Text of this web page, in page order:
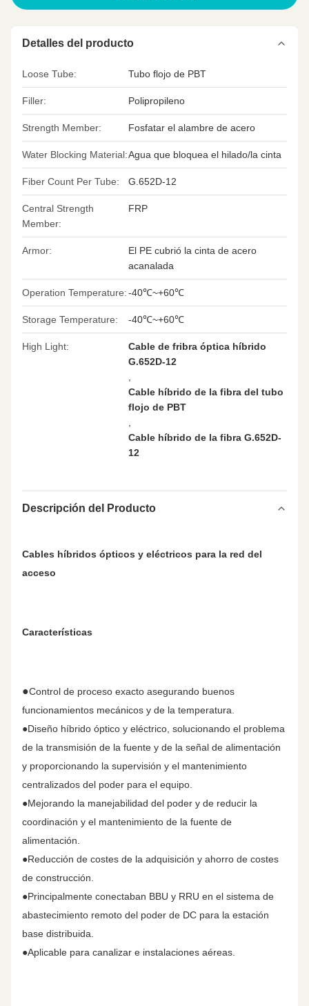
Detalles del producto
Loose Tube: Tubo flojo de PBT
Filler: Polipropileno
Strength Member: Fosfatar el alambre de acero
Water Blocking Material:Agua que bloquea el hilado/la cinta
Fiber Count Per Tube: G.652D-12
Central Strength
Member:
FRP
Armor:
El PE cubrió la cinta de acero
acanalada
Operation Temperature:-40℃~+60℃
Storage Temperature: -40℃~+60℃
High Light:
Cable de fribra óptica híbrido
G.652D-12
Cable híbrido de la fibra del tubo
flojo de PBT
Cable híbrido de la fibra G.652D-
12
Descripción del Producto
Cables híbridos ópticos y eléctricos para la red del
acceso
Características
●Control de proceso exacto asegurando buenos
funcionamientos mecánicos y de la temperatura.
●Diseño híbrido óptico y eléctrico, solucionando el problema
de la transmisión de la fuente y de la señal de alimentación
y proporcionando la supervisión y el mantenimiento
centralizados del poder para el equipo.
●Mejorando la manejabilidad del poder y de reducir la
coordinación y el mantenimiento de la fuente de
alimentación.
●Reducción de costes de la adquisición y ahorro de costes
de construcción.
●Principalmente conectaban BBU y RRU en el sistema de
abastecimiento remoto del poder de DC para la estación
base distribuida.
●Aplicable para canalizar e instalaciones aéreas.